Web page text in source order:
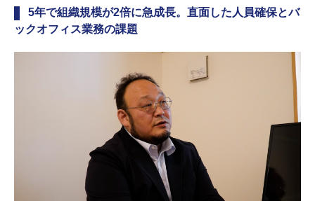
5年で組織規模が2倍に急成長。直面した人員確保とバ
ックオフィス業務の課題